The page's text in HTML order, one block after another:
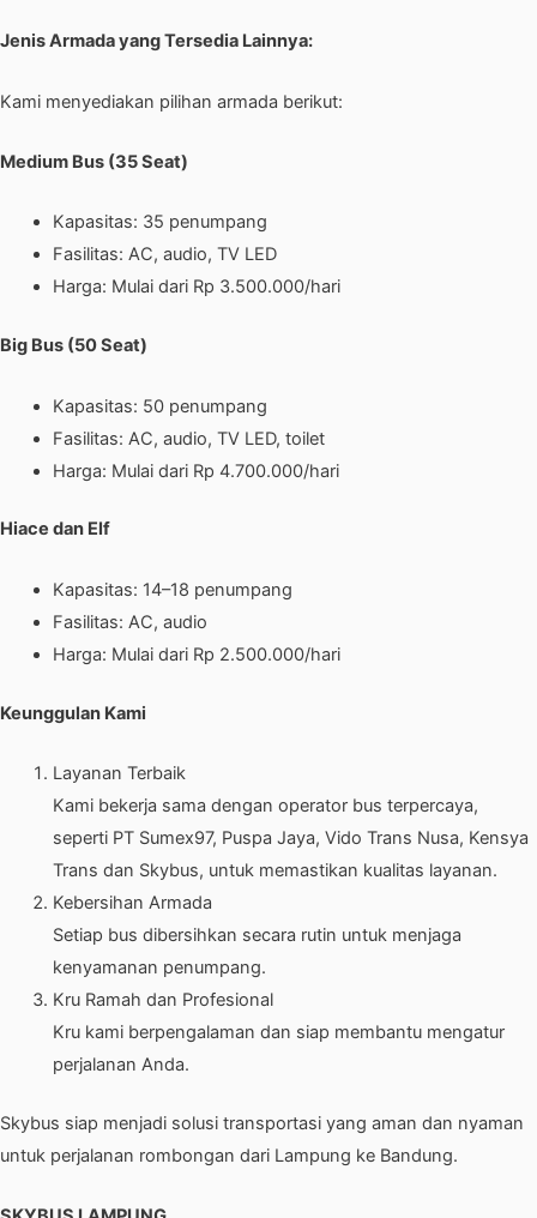
Jenis Armada yang Tersedia Lainnya:
Kami menyediakan pilihan armada berikut:
Medium Bus (35 Seat)
Kapasitas: 35 penumpang
Fasilitas: AC, audio, TV LED
Harga: Mulai dari Rp 3.500.000/hari
Big Bus (50 Seat)
Kapasitas: 50 penumpang
Fasilitas: AC, audio, TV LED, toilet
Harga: Mulai dari Rp 4.700.000/hari
Hiace dan Elf
Kapasitas: 14–18 penumpang
Fasilitas: AC, audio
Harga: Mulai dari Rp 2.500.000/hari
Keunggulan Kami
Layanan Terbaik
Kami bekerja sama dengan operator bus terpercaya,
seperti PT Sumex97, Puspa Jaya, Vido Trans Nusa, Kensya
Trans dan Skybus, untuk memastikan kualitas layanan.
Kebersihan Armada
Setiap bus dibersihkan secara rutin untuk menjaga
kenyamanan penumpang.
Kru Ramah dan Profesional
Kru kami berpengalaman dan siap membantu mengatur
perjalanan Anda.
Skybus siap menjadi solusi transportasi yang aman dan nyaman
untuk perjalanan rombongan dari Lampung ke Bandung.